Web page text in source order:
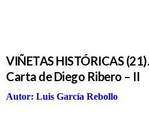
VIÑETAS HISTÓRICAS
Carta de Diego Ribero – II
Autor: Luis García Rebollo